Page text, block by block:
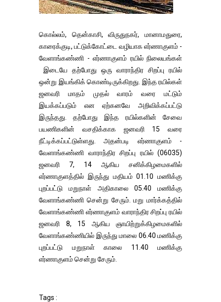
கொல்லம், தென்காசி, விருதுநகர், மானாமதுரை,
காரைக்குடி, பட்டுக்கோட்டை வழியாக எர்ணாகுளம் -
வேளாங்கண்ணி - எர்ணாகுளம் ரயில் நிலையங்கள்
இடையே தற்போது ஒரு வாராந்திர சிறப்பு ரயில்
ஒன்று இயங்கிக் கொண்டிருக்கிறது. இந்த ரயில்கள்
ஜனவரி மாதம் முதல் வாரம் வரை மட்டும்
இயக்கப்படும் என ஏற்கனவே அறிவிக்கப்பட்டு
இருந்தது. தற்போது இந்த ரயில்களின் சேவை
பயணிகளின் வசதிக்காக ஜனவரி 15 வரை
நீட்டிக்கப்பட்டுள்ளது. அதன்படி எர்ணாகுளம் -
வேளாங்கண்ணி வாராந்திர சிறப்பு ரயில் (06035)
ஜனவரி 7, 14 ஆகிய சனிக்கிழமைகளில்
எர்ணாகுளத்தில் இருந்து மதியம் 01.10 மணிக்கு
புறப்பட்டு மறுநாள் அதிகாலை 05.40 மணிக்கு
வேளாங்கண்ணி சென்று சேரும். மறு மார்க்கத்தில்
வேளாங்கண்ணி எர்ணாகுளம் வாராந்திர சிறப்பு ரயில்
ஜனவரி 8, 15 ஆகிய ஞாயிற்றுக்கிழமைகளில்
வேளாங்கண்ணியில் இருந்து மாலை 06.40 மணிக்கு
புறப்பட்டு மறுநாள் காலை 11.40 மணிக்கு
எர்ணாகுளம் சென்று சேரும்.
Tags :